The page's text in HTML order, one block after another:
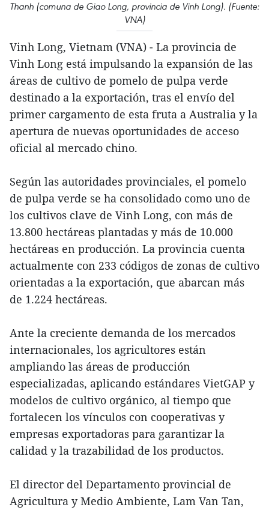
Thanh (comuna de Giao Long, provincia de Vinh Long). (Fuente:
VNA)
Vinh Long, Vietnam (VNA) - La provincia de
Vinh Long está impulsando la expansión de las
áreas de cultivo de pomelo de pulpa verde
destinado a la exportación, tras el envío del
primer cargamento de esta fruta a Australia y la
apertura de nuevas oportunidades de acceso
oficial al mercado chino.
Según las autoridades provinciales, el pomelo
de pulpa verde se ha consolidado como uno de
los cultivos clave de Vinh Long, con más de
13.800 hectáreas plantadas y más de 10.000
hectáreas en producción. La provincia cuenta
actualmente con 233 códigos de zonas de cultivo
orientadas a la exportación, que abarcan más
de 1.224 hectáreas.
Ante la creciente demanda de los mercados
internacionales, los agricultores están
ampliando las áreas de producción
especializadas, aplicando estándares VietGAP y
modelos de cultivo orgánico, al tiempo que
fortalecen los vínculos con cooperativas y
empresas exportadoras para garantizar la
calidad y la trazabilidad de los productos.
El director del Departamento provincial de
Agricultura y Medio Ambiente, Lam Van Tan,